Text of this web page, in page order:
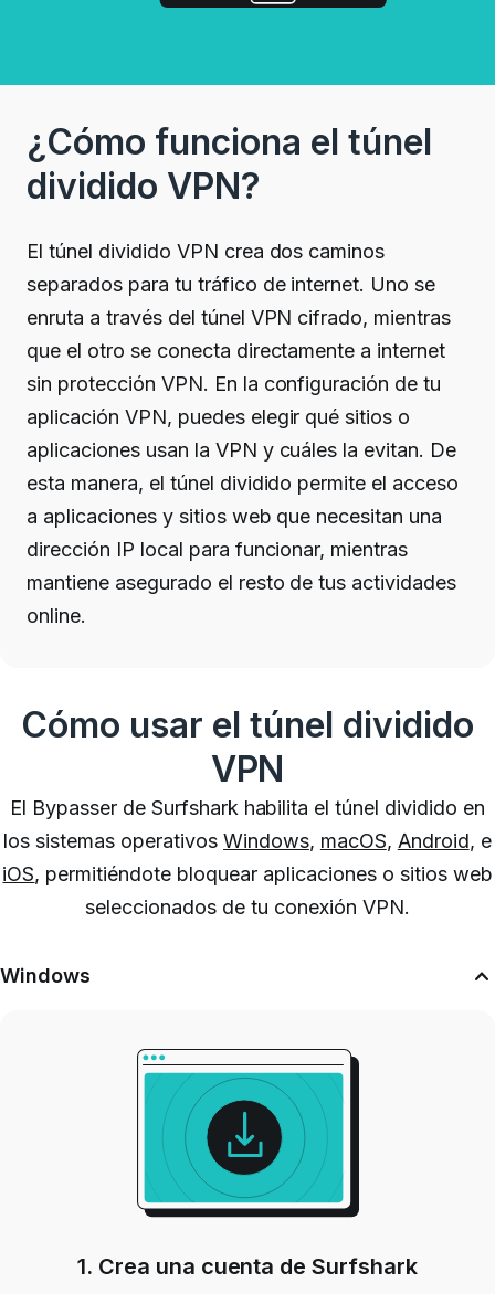
¿Cómo funciona el túnel
dividido VPN?
El túnel dividido VPN crea dos caminos
separados para tu tráfico de internet. Uno se
enruta a través del túnel VPN cifrado, mientras
que el otro se conecta directamente a internet
sin protección VPN. En la configuración de tu
aplicación VPN, puedes elegir qué sitios o
aplicaciones usan la VPN y cuáles la evitan. De
esta manera, el túnel dividido permite el acceso
a aplicaciones y sitios web que necesitan una
dirección IP local para funcionar, mientras
mantiene asegurado el resto de tus actividades
online.
Cómo usar el túnel dividido
VPN
El Bypasser de Surfshark habilita el túnel dividido en
los sistemas operativos Windows, macOS, Android, e
iOS, permitiéndote bloquear aplicaciones o sitios web
seleccionados de tu conexión VPN.
Windows
1. Crea una cuenta de Surfshark